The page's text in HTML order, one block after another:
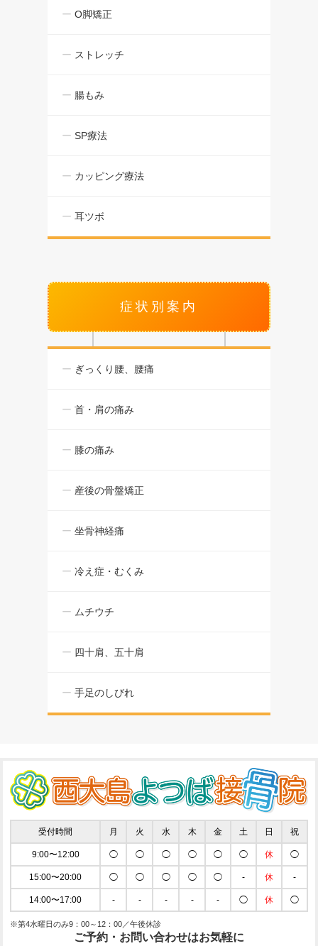
O脚矯正
ストレッチ
腸もみ
SP療法
カッピング療法
耳ツボ
症状別案内
ぎっくり腰、腰痛
首・肩の痛み
膝の痛み
産後の骨盤矯正
坐骨神経痛
冷え症・むくみ
ムチウチ
四十肩、五十肩
手足のしびれ
受付時間 月 火 水 木 金 土 日 祝
9:00〜12:00 ◯ ◯ ◯ ◯ ◯ ◯ 休 ◯
15:00〜20:00 ◯ ◯ ◯ ◯ ◯ - 休 -
14:00〜17:00 - - - - - ◯ 休 ◯
※第4水曜日のみ9：00～12：00／午後休診
ご予約・お問い合わせはお気軽に